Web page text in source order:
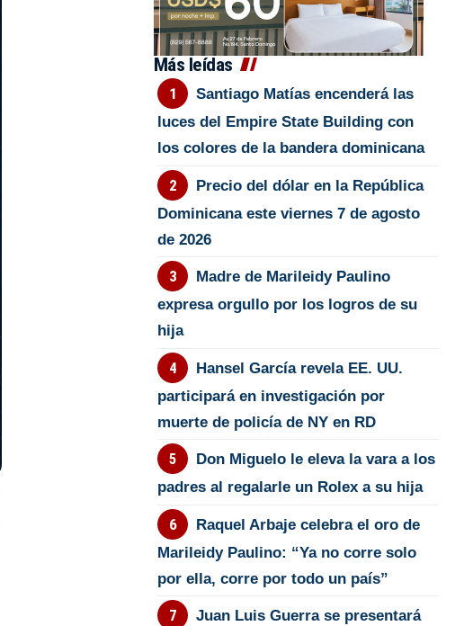
Más leídas
Santiago Matías encenderá las
luces del Empire State Building con
los colores de la bandera dominicana
Precio del dólar en la República
Dominicana este viernes 7 de agosto
de 2026
Madre de Marileidy Paulino
expresa orgullo por los logros de su
hija
Hansel García revela EE. UU.
participará en investigación por
muerte de policía de NY en RD
Don Miguelo le eleva la vara a los
padres al regalarle un Rolex a su hija
Raquel Arbaje celebra el oro de
Marileidy Paulino: “Ya no corre solo
por ella, corre por todo un país”
Juan Luis Guerra se presentará